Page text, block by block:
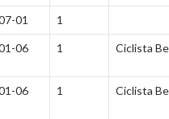
01 1
06 1 Ciclista
06 1 Ciclista